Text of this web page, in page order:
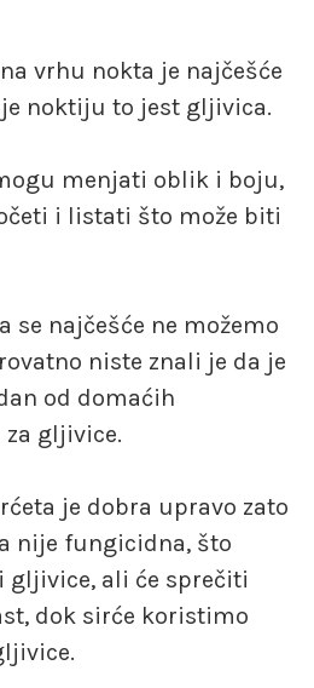
vrhu nokta je najčešće
noktiju to jest gljivica.
menjati oblik i boju,
i listati što može biti
se najčešće ne možemo
niste znali je da je
od domaćih
gljivice.
je dobra upravo zato
nije fungicidna, što
gljivice, ali će sprečiti
dok sirće koristimo